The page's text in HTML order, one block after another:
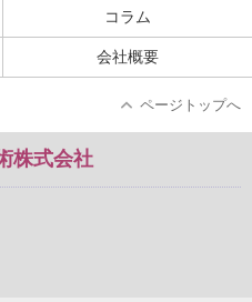
コラム
会社概要
ページトップへ
株式会社